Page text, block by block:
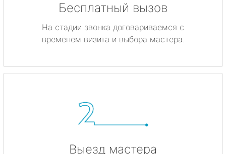
Бесплатный вызов
На стадии звонка договариваемся с
временем визита и выбора мастера.
Выезд мастера